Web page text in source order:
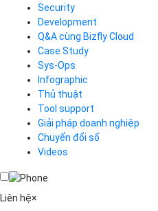
Load Balancer
Auto Scaling
Container Registry
Kubernetes
Cloud Database
Call Center
Business Email
Simple Storage
VOD
VPN
Traffic Manager
Cloud VPS
Videos
Security
Development
Q&A cùng Bizfly Cloud
Q&A về Bizfly Cloud Server
Thao tác kết nối tới server
Videos
Q&A về Bizfly Business Email
Videos
Case Study
Sys-Ops
Infographic
Thủ thuật
Tool support
Giải pháp doanh nghiệp
Chuyển đổi số
Videos
Liên hệ×